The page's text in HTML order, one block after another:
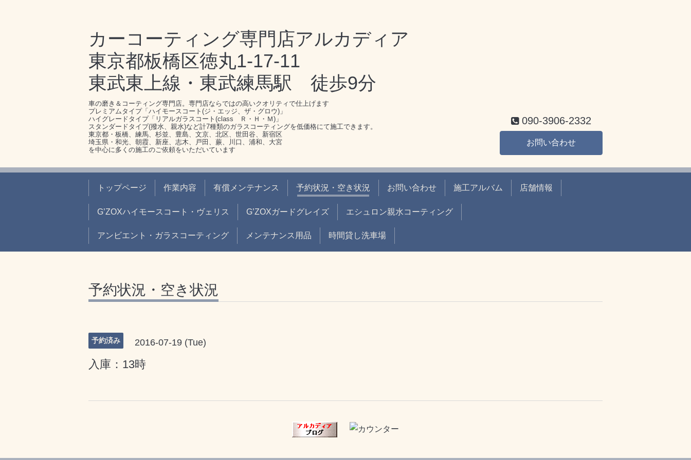
カーコーティング専門店アルカディア
東京都板橋区徳丸1-17-11
東武東上線・東武練馬駅 徒歩9分
車の磨き＆コーティング専門店。専門店ならではの高いクオリティで仕上げます
プレミアムタイプ「ハイモースコート(ジ・エッジ、ザ・グロウ)」
ハイグレードタイプ「リアルガラスコート(class Ｒ・Ｈ・Ｍ)」
スタンダードタイプ(撥水、親水)など計7種類のガラスコーティングを低価格にて施工できます。
東京都・板橋、練馬、杉並、豊島、文京、北区、世田谷、新宿区
埼玉県・和光、朝霞、新座、志木、戸田、蕨、川口、浦和、大宮
を中心に多くの施工のご依頼をいただいています
090-3906-2332
お問い合わせ
トップページ 作業内容 有償メンテナンス 予約状況・空き状況 お問い合わせ 施工アルバム 店舗情報
G’ZOXハイモースコート・ヴェリス G’ZOXガードグレイズ エシュロン親水コーティング
アンビエント・ガラスコーティング メンテナンス用品 時間貸し洗車場
予約状況・空き状況
予約済み 2016-07-19 (Tue)
入庫：13時